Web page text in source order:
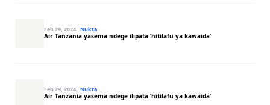
Feb 29, 2024· Nukta
Air Tanzania yasema ndege ilipata ‘hitilafu ya kawaida’
Feb 29, 2024· Nukta
Air Tanzania yasema ndege ilipata ‘hitilafu ya kawaida’